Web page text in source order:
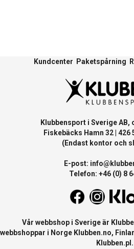
Kundcenter Paketspårning
Klubbensport i Sverige AB,
Fiskebäcks Hamn 32 | 426
(Endast kontor och
E-post:
Telefon: +46 (0) 8
Vår webbshop i Sverige är
webbshoppar i Norge Klubben.no,
Klubben.pl .